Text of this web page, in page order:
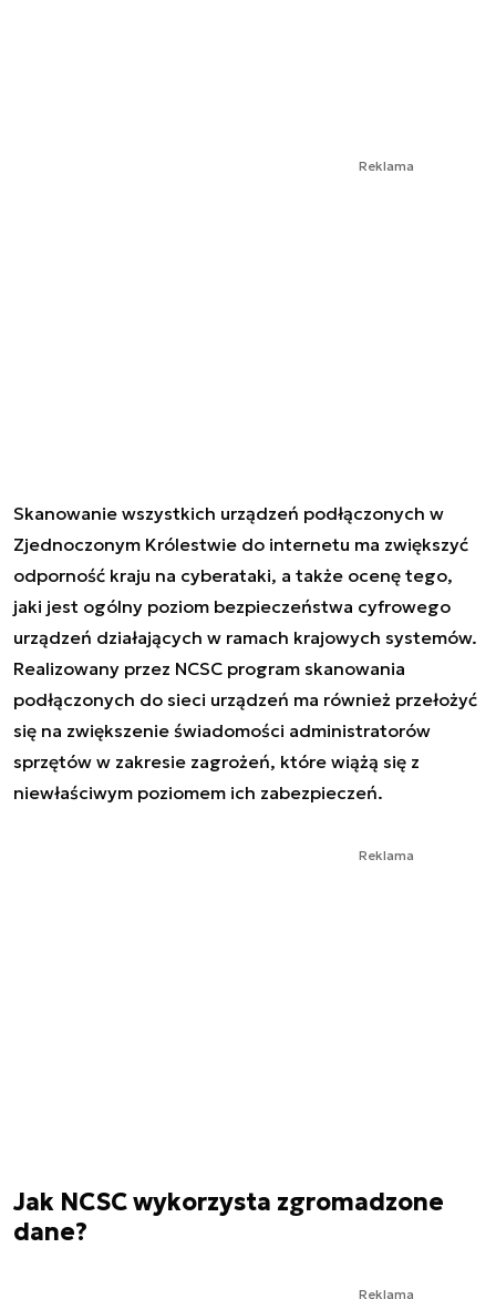
Reklama
Skanowanie wszystkich urządzeń podłączonych w
Zjednoczonym Królestwie do internetu ma zwiększyć
odporność kraju na cyberataki, a także ocenę tego,
jaki jest ogólny poziom bezpieczeństwa cyfrowego
urządzeń działających w ramach krajowych systemów.
Realizowany przez NCSC program skanowania
podłączonych do sieci urządzeń ma również przełożyć
się na zwiększenie świadomości administratorów
sprzętów w zakresie zagrożeń, które wiążą się z
niewłaściwym poziomem ich zabezpieczeń.
Reklama
Jak NCSC wykorzysta zgromadzone
dane?
Reklama